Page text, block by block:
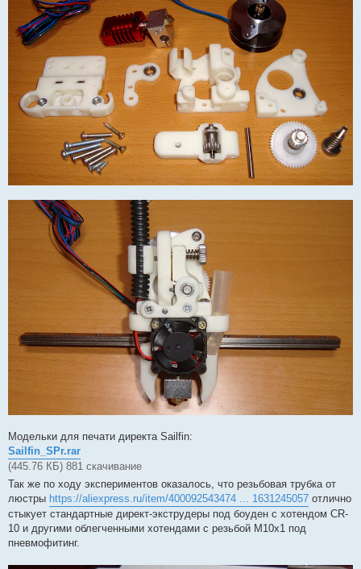
Модельки для печати директа Sailfin:
Sailfin_SPr.rar
(445.76 КБ) 881 скачивание
Так же по ходу экспериментов оказалось, что резьбовая трубка от
люстры https://aliexpress.ru/item/400092543474 ... 1631245057 отлично
стыкует стандартные директ-экструдеры под боуден с хотендом CR-
10 и другими облегченными хотендами с резьбой М10х1 под
пневмофитинг.